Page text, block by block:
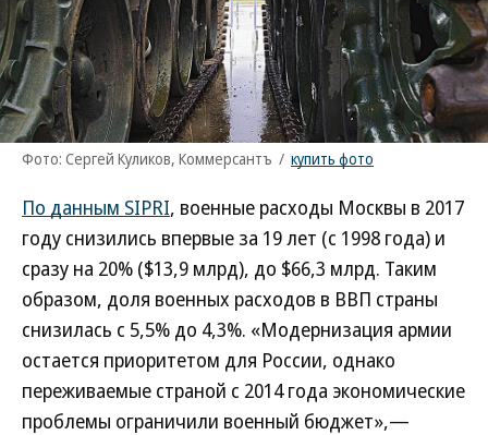
Фото: Сергей Куликов, Коммерсантъ / купить фото
По данным SIPRI, военные расходы Москвы в 2017
году снизились впервые за 19 лет (с 1998 года) и
сразу на 20% ($13,9 млрд), до $66,3 млрд. Таким
образом, доля военных расходов в ВВП страны
снизилась с 5,5% до 4,3%. «Модернизация армии
остается приоритетом для России, однако
переживаемые страной с 2014 года экономические
проблемы ограничили военный бюджет»,—